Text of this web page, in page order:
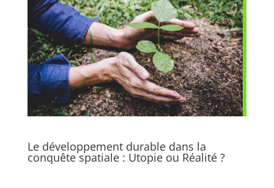
Le développement durable dans la
conquête spatiale : Utopie ou Réalité ?